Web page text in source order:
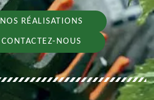
NOS RÉALISATIONS
CONTACTEZ-NOUS